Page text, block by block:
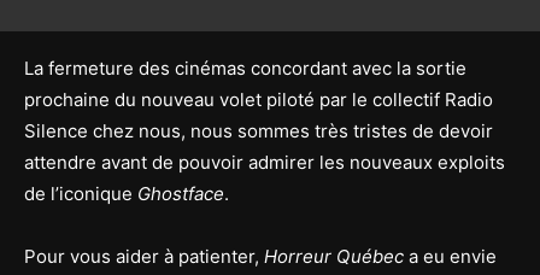
La fermeture des cinémas concordant avec la sortie
prochaine du nouveau volet piloté par le collectif Radio
Silence chez nous, nous sommes très tristes de devoir
attendre avant de pouvoir admirer les nouveaux exploits
de l’iconique Ghostface.
Pour vous aider à patienter, Horreur Québec a eu envie